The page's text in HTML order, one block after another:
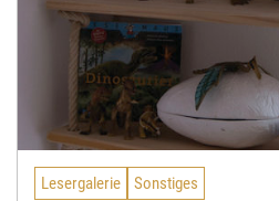
Lesergalerie Sonstiges